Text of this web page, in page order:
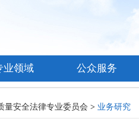
业领域 公众服务
量安全法律专业委员会 > 业务研究